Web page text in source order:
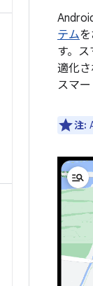
テム
す。
適化
スマ
注: